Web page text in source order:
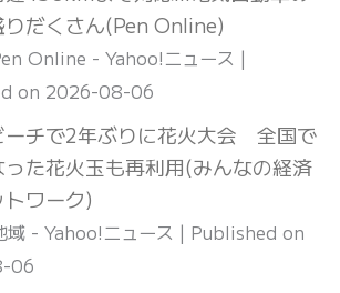
りだくさん(Pen Online)
Online - Yahoo!ニュース
on 2026-08-06
ーチで2年ぶりに花火大会 全国で
った花火玉も再利用(みんなの経済
ワーク)
域 - Yahoo!ニュース
Published on
06